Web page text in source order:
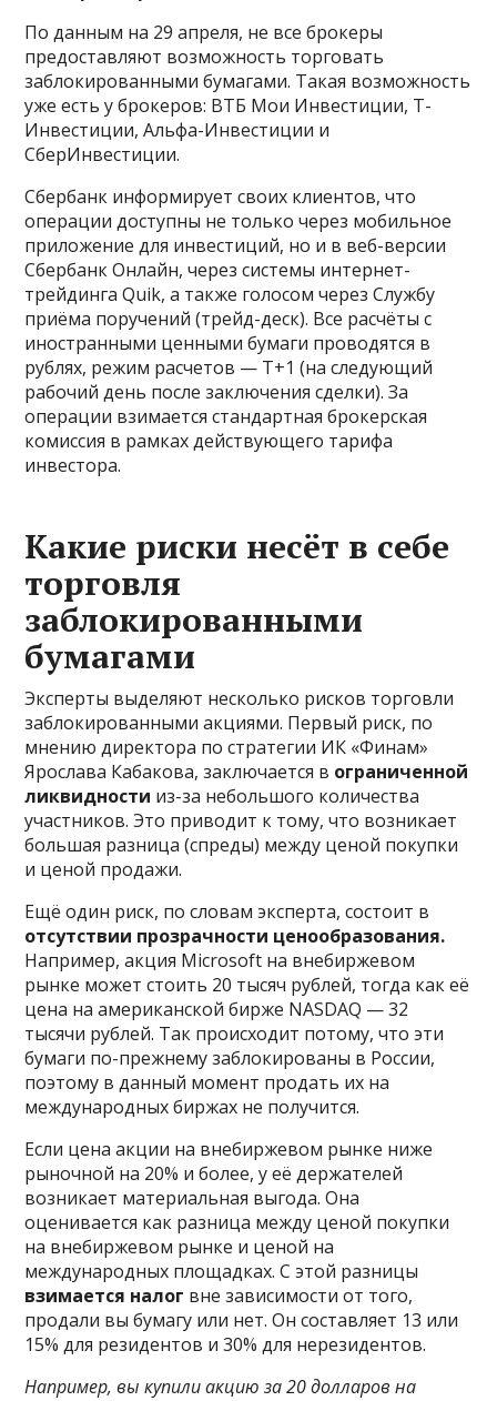
По данным на 29 апреля, не все брокеры
предоставляют возможность торговать
заблокированными бумагами. Такая возможность
уже есть у брокеров: ВТБ Мои Инвестиции, Т-
Инвестиции, Альфа-Инвестиции и
СберИнвестиции.
Сбербанк информирует своих клиентов, что
операции доступны не только через мобильное
приложение для инвестиций, но и в веб-версии
Сбербанк Онлайн, через системы интернет-
трейдинга Quik, а также голосом через Службу
приёма поручений (трейд-деск). Все расчёты с
иностранными ценными бумаги проводятся в
рублях, режим расчетов — Т+1 (на следующий
рабочий день после заключения сделки). За
операции взимается стандартная брокерская
комиссия в рамках действующего тарифа
инвестора.
Какие риски несёт в себе
торговля
заблокированными
бумагами
Эксперты выделяют несколько рисков торговли
заблокированными акциями. Первый риск, по
мнению директора по стратегии ИК «Финам»
Ярослава Кабакова, заключается в ограниченной
ликвидности из-за небольшого количества
участников. Это приводит к тому, что возникает
большая разница (спреды) между ценой покупки
и ценой продажи.
Ещё один риск, по словам эксперта, состоит в
отсутствии прозрачности ценообразования.
Например, акция Microsoft на внебиржевом
рынке может стоить 20 тысяч рублей, тогда как её
цена на американской бирже NASDAQ — 32
тысячи рублей. Так происходит потому, что эти
бумаги по-прежнему заблокированы в России,
поэтому в данный момент продать их на
международных биржах не получится.
Если цена акции на внебиржевом рынке ниже
рыночной на 20% и более, у её держателей
возникает материальная выгода. Она
оценивается как разница между ценой покупки
на внебиржевом рынке и ценой на
международных площадках. С этой разницы
взимается налог вне зависимости от того,
продали вы бумагу или нет. Он составляет 13 или
15% для резидентов и 30% для нерезидентов.
Например, вы купили акцию за 20 долларов на